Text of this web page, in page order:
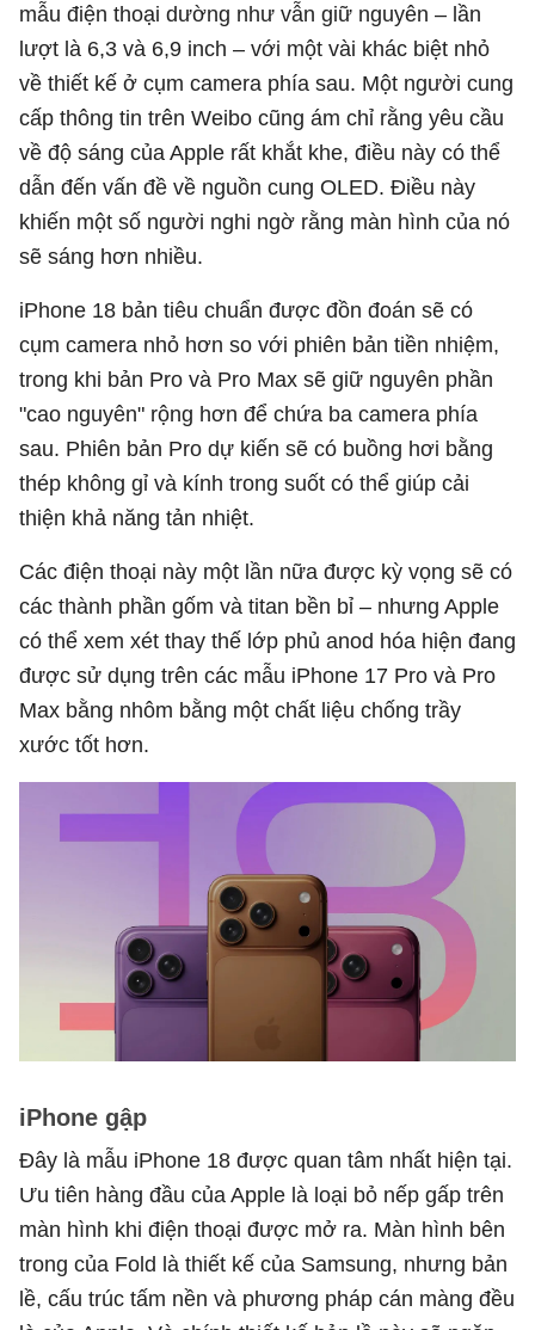
mẫu điện thoại dường như vẫn giữ nguyên – lần
lượt là 6,3 và 6,9 inch – với một vài khác biệt nhỏ
về thiết kế ở cụm camera phía sau. Một người cung
cấp thông tin trên Weibo cũng ám chỉ rằng yêu cầu
về độ sáng của Apple rất khắt khe, điều này có thể
dẫn đến vấn đề về nguồn cung OLED. Điều này
khiến một số người nghi ngờ rằng màn hình của nó
sẽ sáng hơn nhiều.
iPhone 18 bản tiêu chuẩn được đồn đoán sẽ có
cụm camera nhỏ hơn so với phiên bản tiền nhiệm,
trong khi bản Pro và Pro Max sẽ giữ nguyên phần
"cao nguyên" rộng hơn để chứa ba camera phía
sau. Phiên bản Pro dự kiến ​​sẽ có buồng hơi bằng
thép không gỉ và kính trong suốt có thể giúp cải
thiện khả năng tản nhiệt.
Các điện thoại này một lần nữa được kỳ vọng sẽ có
các thành phần gốm và titan bền bỉ – nhưng Apple
có thể xem xét thay thế lớp phủ anod hóa hiện đang
được sử dụng trên các mẫu iPhone 17 Pro và Pro
Max bằng nhôm bằng một chất liệu chống trầy
xước tốt hơn.
iPhone gập
Đây là mẫu iPhone 18 được quan tâm nhất hiện tại.
Ưu tiên hàng đầu của Apple là loại bỏ nếp gấp trên
màn hình khi điện thoại được mở ra. Màn hình bên
trong của Fold là thiết kế của Samsung, nhưng bản
lề, cấu trúc tấm nền và phương pháp cán màng đều